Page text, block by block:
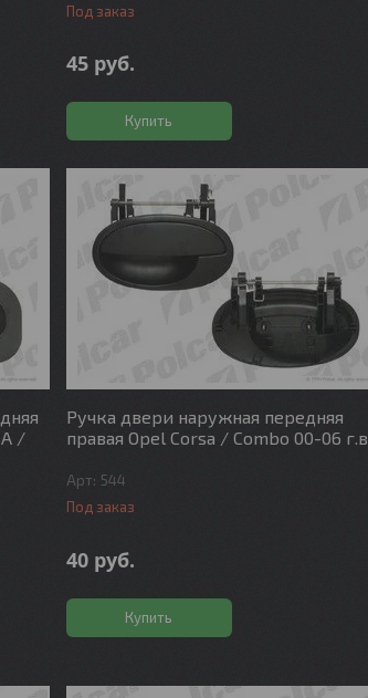
Под заказ
45 руб.
Купить
/
Ручка двери наружная передняя
правая Opel Corsa / Combo 00-06 г.в
544
Под заказ
40 руб.
Купить